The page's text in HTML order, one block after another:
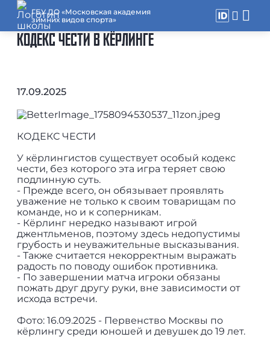
ГБУ ДО «Московская академия
зимних видов спорта»
КОДЕКС ЧЕСТИ В КЁРЛИНГЕ
17.09.2025
КОДЕКС ЧЕСТИ
У кёрлингистов существует особый кодекс
чести, без которого эта игра теряет свою
подлинную суть.
- Прежде всего, он обязывает проявлять
уважение не только к своим товарищам по
команде, но и к соперникам.
- Кёрлинг нередко называют игрой
джентльменов, поэтому здесь недопустимы
грубость и неуважительные высказывания.
- Также считается некорректным выражать
радость по поводу ошибок противника.
- По завершении матча игроки обязаны
пожать друг другу руки, вне зависимости от
исхода встречи.
Фото: 16.09.2025 - Первенство Москвы по
кёрлингу среди юношей и девушек до 19 лет.